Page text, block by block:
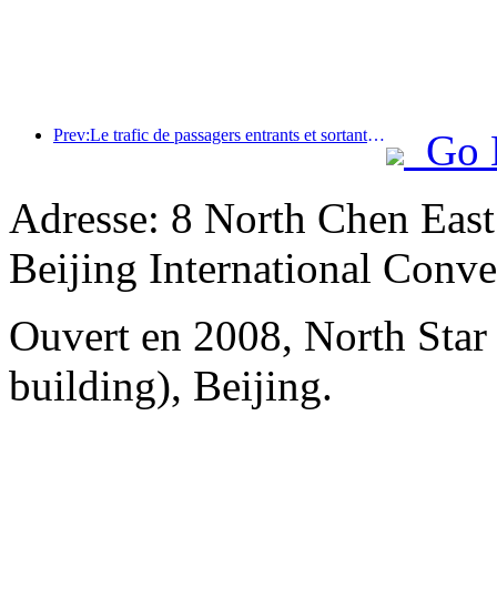
Prev:Le trafic de passagers entrants et sortants de l'aéroport de Shenzhen augmente pendant les vacances d'été, et de nombreuses compagnies aériennes étrangères augmentent leurs liaisons vers la Chine
Go
Adresse: 8 North Chen
Beijing International
Ouvert en 2008, North
building), Beijing.